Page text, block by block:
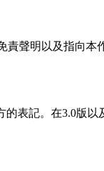
聲明以及指向本
表記。在3.0版